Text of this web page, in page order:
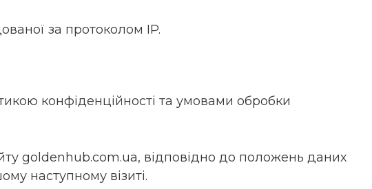
за протоколом IP.
конфіденційності та умовами обробки
goldenhub.com.ua, відповідно до положень даних
наступному візиті.